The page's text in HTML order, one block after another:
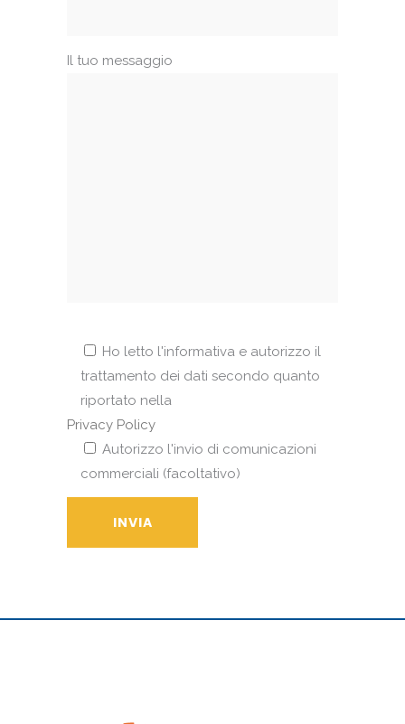
Il tuo messaggio
Ho letto l'informativa e autorizzo il
trattamento dei dati secondo quanto
riportato nella
Privacy Policy
Autorizzo l'invio di comunicazioni
commerciali (facoltativo)